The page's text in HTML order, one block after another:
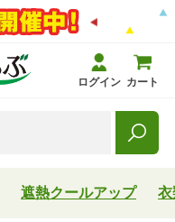
ログイン カート
遮熱クールアップ 衣